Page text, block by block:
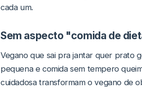
cada um.
Sem aspecto "comida de
Vegano que sai pra jantar quer prato
pequena e comida sem tempero
cuidadosa transformam o vegano de